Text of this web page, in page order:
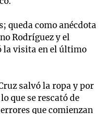
queda como anécdota
Rodríguez y el
la visita en el último
salvó la ropa y por
que se rescató de
que comienzan